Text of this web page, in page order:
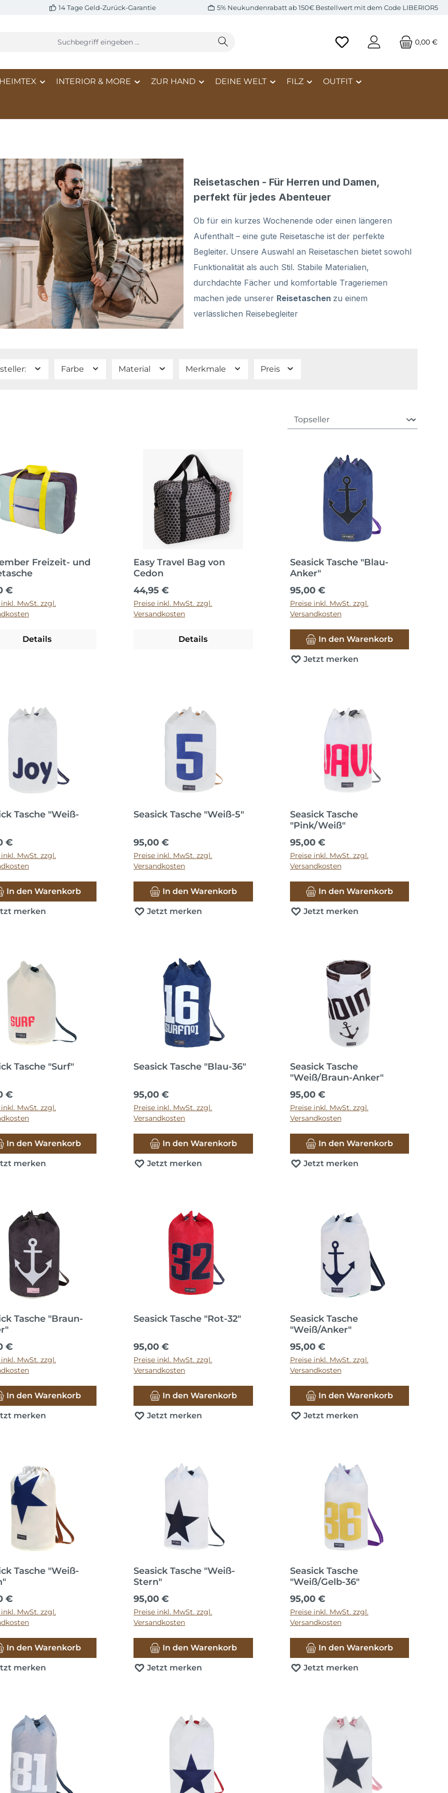
14 Tage Geld-Zurück-Garantie 5% Neukundenrabatt ab 150€ Bestellwert mit dem Code LIBERIOR5
0,00 €
HEIMTEX INTERIOR & MORE ZUR HAND DEINE WELT FILZ OUTFIT
Reisetaschen - Für Herren und Damen,
perfekt für jedes Abenteuer
Ob für ein kurzes Wochenende oder einen längeren
Aufenthalt – eine gute Reisetasche ist der perfekte
Begleiter. Unsere Auswahl an Reisetaschen bietet sowohl
Funktionalität als auch Stil. Stabile Materialien,
durchdachte Fächer und komfortable Trageriemen
machen jede unserer Reisetaschen zu einem
verlässlichen Reisebegleiter
Farbe Material Merkmale Preis
Freizeit- und
Preis:
€
MwSt. zzgl.
Details
Easy Travel Bag von
Cedon
Regulärer Preis:
44,95 €
Preise inkl. MwSt. zzgl.
Versandkosten
Details
Seasick Tasche "Blau-
Anker"
Regulärer Preis:
95,00 €
Preise inkl. MwSt. zzgl.
Versandkosten
In den Warenkorb
Jetzt merken
Tasche "Weiß-
Preis:
€
MwSt. zzgl.
In den Warenkorb
merken
Seasick Tasche "Weiß-5"
Regulärer Preis:
95,00 €
Preise inkl. MwSt. zzgl.
Versandkosten
In den Warenkorb
Jetzt merken
Seasick Tasche
"Pink/Weiß"
Regulärer Preis:
95,00 €
Preise inkl. MwSt. zzgl.
Versandkosten
In den Warenkorb
Jetzt merken
Tasche "Surf"
Preis:
€
MwSt. zzgl.
In den Warenkorb
merken
Seasick Tasche "Blau-36"
Regulärer Preis:
95,00 €
Preise inkl. MwSt. zzgl.
Versandkosten
In den Warenkorb
Jetzt merken
Seasick Tasche
"Weiß/Braun-Anker"
Regulärer Preis:
95,00 €
Preise inkl. MwSt. zzgl.
Versandkosten
In den Warenkorb
Jetzt merken
Tasche "Braun-
Preis:
€
MwSt. zzgl.
In den Warenkorb
merken
Seasick Tasche "Rot-32"
Regulärer Preis:
95,00 €
Preise inkl. MwSt. zzgl.
Versandkosten
In den Warenkorb
Jetzt merken
Seasick Tasche
"Weiß/Anker"
Regulärer Preis:
95,00 €
Preise inkl. MwSt. zzgl.
Versandkosten
In den Warenkorb
Jetzt merken
Tasche "Weiß-
Preis:
€
MwSt. zzgl.
In den Warenkorb
merken
Seasick Tasche "Weiß-
Stern"
Regulärer Preis:
95,00 €
Preise inkl. MwSt. zzgl.
Versandkosten
In den Warenkorb
Jetzt merken
Seasick Tasche
"Weiß/Gelb-36"
Regulärer Preis:
95,00 €
Preise inkl. MwSt. zzgl.
Versandkosten
In den Warenkorb
Jetzt merken